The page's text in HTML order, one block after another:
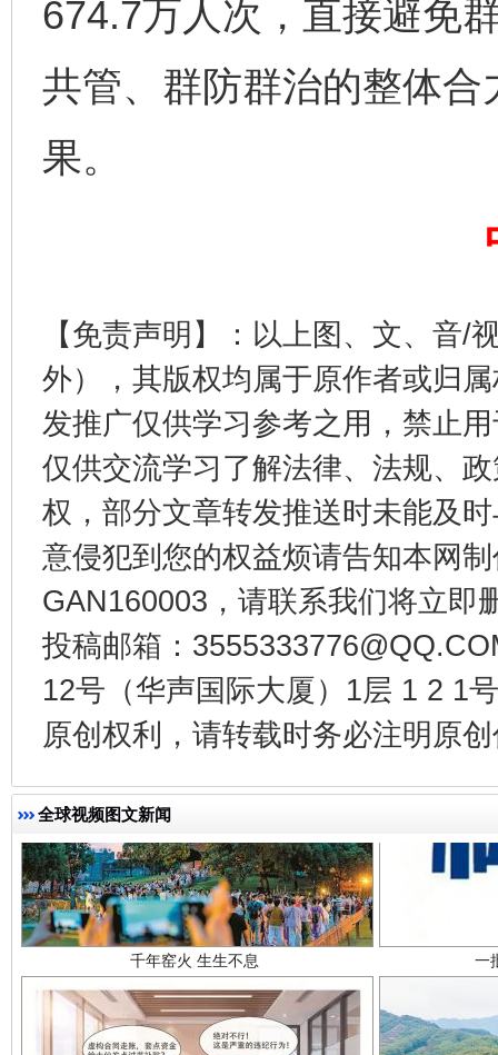
674.7万人次，直接避免
共管、群防群治的整体
果。
【免责声明】：以上图、文、音/
外），其版权均属于原作者或归
发推广仅供学习参考之用，禁止
仅供交流学习了解法律、法规、
权，部分文章转发推送时未能及
意侵犯到您的权益烦请告知本网
GAN160003，请联系我们将立即
投稿邮箱：
12号（华声国际大厦）1层 1 2 1
原创权利，请转载时务必注明原
全球视频图文新闻
一纸欠
东山县通报“牛蛙产品抗生素超标问题”
千年窑火 生生不息